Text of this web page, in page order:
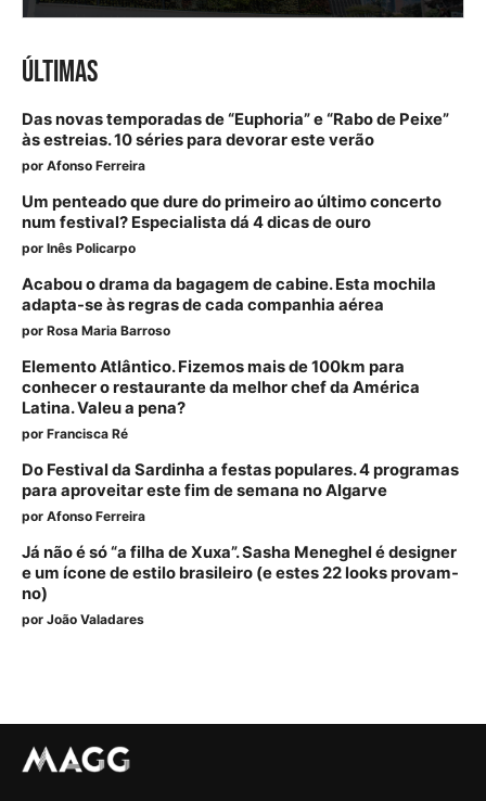
ÚLTIMAS
Das novas temporadas de “Euphoria” e “Rabo de Peixe”
às estreias. 10 séries para devorar este verão
por Afonso Ferreira
Um penteado que dure do primeiro ao último concerto
num festival? Especialista dá 4 dicas de ouro
por Inês Policarpo
Acabou o drama da bagagem de cabine. Esta mochila
adapta-se às regras de cada companhia aérea
por Rosa Maria Barroso
Elemento Atlântico. Fizemos mais de 100km para
conhecer o restaurante da melhor chef da América
Latina. Valeu a pena?
por Francisca Ré
Do Festival da Sardinha a festas populares. 4 programas
para aproveitar este fim de semana no Algarve
por Afonso Ferreira
Já não é só “a filha de Xuxa”. Sasha Meneghel é designer
e um ícone de estilo brasileiro (e estes 22 looks provam-
no)
por João Valadares